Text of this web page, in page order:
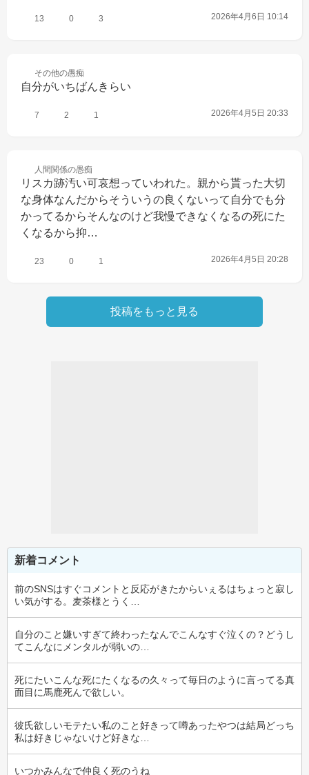
13 0 3 2026年4月6日 10:14
その他の愚痴
自分がいちばんきらい
7 2 1 2026年4月5日 20:33
人間関係の愚痴
リスカ跡汚い可哀想っていわれた。親から貰った大切
な身体なんだからそういうの良くないって自分でも分
かってるからそんなのけど我慢できなくなるの死にた
くなるから抑…
23 0 1 2026年4月5日 20:28
投稿をもっと見る
新着コメント
前のSNSはすぐコメントと反応がきたからいぇるはちょっと寂し
い気がする。麦茶様とうく…
自分のこと嫌いすぎて終わったなんでこんなすぐ泣くの？どうし
てこんなにメンタルが弱いの…
死にたいこんな死にたくなるの久々って毎日のように言ってる真
面目に馬鹿死んで欲しい。
彼氏欲しいモテたい私のこと好きって噂あったやつは結局どっち
私は好きじゃないけど好きな…
いつかみんなで仲良く死のうね